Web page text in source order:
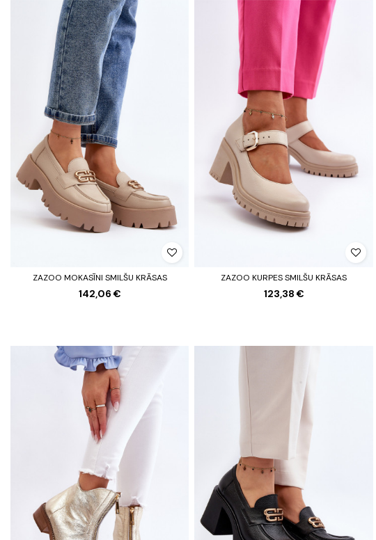
ZAZOO MOKASĪNI SMILŠU KRĀSAS
142,06 €
ZAZOO KURPES SMILŠU KRĀSAS
123,38 €